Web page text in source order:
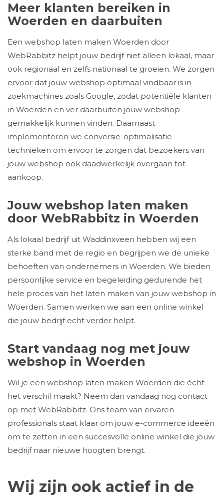
Meer klanten bereiken in
Woerden en daarbuiten
Een webshop laten maken Woerden door
WebRabbitz helpt jouw bedrijf niet alleen lokaal, maar
ook regionaal en zelfs nationaal te groeien. We zorgen
ervoor dat jouw webshop optimaal vindbaar is in
zoekmachines zoals Google, zodat potentiële klanten
in Woerden en ver daarbuiten jouw webshop
gemakkelijk kunnen vinden. Daarnaast
implementeren we conversie-optimalisatie
technieken om ervoor te zorgen dat bezoekers van
jouw webshop ook daadwerkelijk overgaan tot
aankoop.
Jouw webshop laten maken
door WebRabbitz in Woerden
Als lokaal bedrijf uit Waddinxveen hebben wij een
sterke band met de regio en begrijpen we de unieke
behoeften van ondernemers in Woerden. We bieden
persoonlijke service en begeleiding gedurende het
hele proces van het laten maken van jouw webshop in
Woerden. Samen werken we aan een online winkel
die jouw bedrijf echt verder helpt.
Start vandaag nog met jouw
webshop in Woerden
Wil je een webshop laten maken Woerden die écht
het verschil maakt? Neem dan vandaag nog contact
op met WebRabbitz. Ons team van ervaren
professionals staat klaar om jouw e-commerce ideeën
om te zetten in een succesvolle online winkel die jouw
bedrijf naar nieuwe hoogten brengt.
Wij zijn ook actief in de